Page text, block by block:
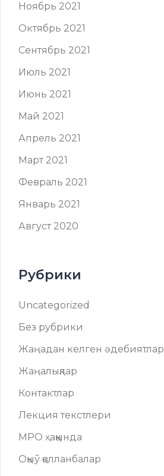
Ноябрь 2021
Октябрь 2021
Сентябрь 2021
Июль 2021
Июнь 2021
Май 2021
Апрель 2021
Март 2021
Февраль 2021
Январь 2021
Август 2020
Рубрики
Uncategorized
Без рубрики
Жаңадан келген әдебиятлар
Жаңалықлар
Контактлар
Лекция текстлери
МРО ҳаққында
Оқыў қолланбалар